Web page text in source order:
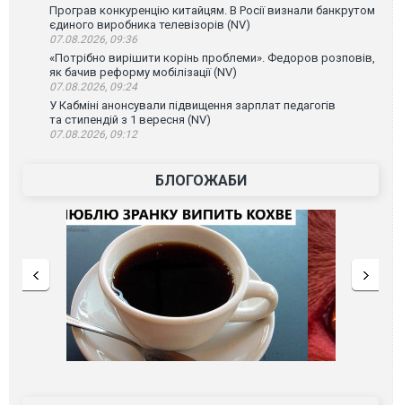
Програв конкуренцію китайцям. В Росії визнали банкрутом
єдиного виробника телевізорів (NV)
07.08.2026, 09:36
«Потрібно вирішити корінь проблеми». Федоров розповів,
як бачив реформу мобілізації (NV)
07.08.2026, 09:24
У Кабміні анонсували підвищення зарплат педагогів
та стипендій з 1 вересня (NV)
07.08.2026, 09:12
БЛОГОЖАБИ